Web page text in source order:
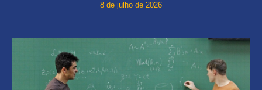
8 de julho de 2026